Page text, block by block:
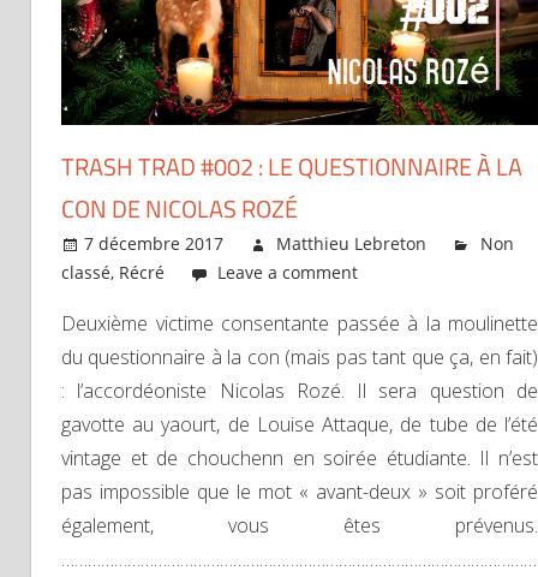
TRASH TRAD #002 : LE QUESTIONNAIRE À LA
CON DE NICOLAS ROZÉ
7 décembre 2017 Matthieu Lebreton
Non
classé, Récré Leave a comment
Deuxième victime consentante passée à la moulinette
du questionnaire à la con (mais pas tant que ça, en fait)
: l’accordéoniste Nicolas Rozé. Il sera question de
gavotte au yaourt, de Louise Attaque, de tube de l’été
vintage et de chouchenn en soirée étudiante. Il n’est
pas impossible que le mot « avant-deux » soit proféré
également, vous êtes prévenus.